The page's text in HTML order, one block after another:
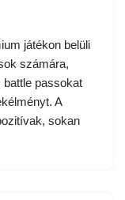
játékon belüli
számára,
passokat
A
sokan